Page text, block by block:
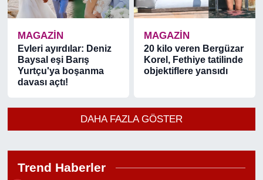
MAGAZİN
Evleri ayırdılar: Deniz
Baysal eşi Barış
Yurtçu'ya boşanma
davası açtı!
MAGAZİN
20 kilo veren Bergüzar
Korel, Fethiye tatilinde
objektiflere yansıdı
DAHA FAZLA GÖSTER
Trend Haberler